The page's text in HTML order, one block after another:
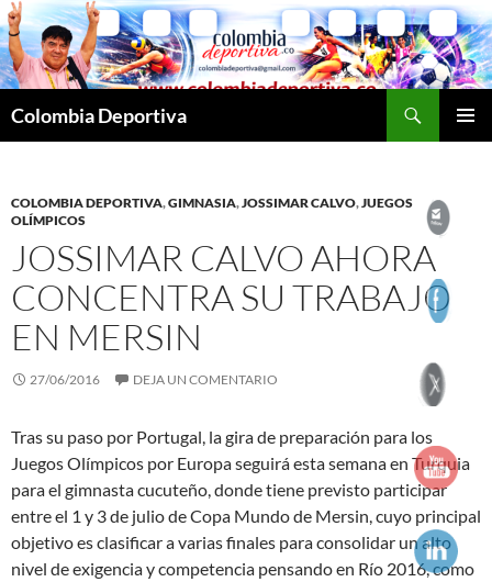
Saltar
al
contenido
Colombia Deportiva
COLOMBIA DEPORTIVA,GIMNASIA,JOSSIMAR CALVO,JUEGOS
OLÍMPICOS
JOSSIMAR CALVO AHORA
CONCENTRA SU TRABAJO
EN MERSIN
27/06/2016 DEJA UN COMENTARIO
Tras su paso por Portugal, la gira de preparación para los
Juegos Olímpicos por Europa seguirá esta semana en Turquia
para el gimnasta cucuteño, donde tiene previsto participar
entre el 1 y 3 de julio de Copa Mundo de Mersin, cuyo principal
objetivo es clasificar a varias finales para consolidar un alto
nivel de exigencia y competencia pensando en Río 2016, como